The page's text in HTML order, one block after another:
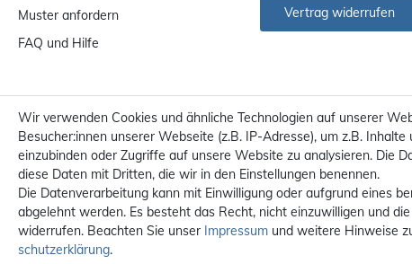
Muster anfordern
FAQ und Hilfe
Vertrag widerrufen
Alle Preise sind inkl. MwSt.
Wir verwenden Cookies und ähnliche Technologien auf unserer
Besucher:innen unserer Webseite (z.B. IP-Adresse), um z.B.
einzubinden oder Zugriffe auf unsere Website zu analysieren. Die
diese Daten mit Dritten, die wir in den Einstellungen benennen.
Die Datenverarbeitung kann mit Einwilligung oder aufgrund eines
abgelehnt werden. Es besteht das Recht, nicht einzuwilligen und
widerrufen. Beachten Sie unser Impressum und weitere Hinweise
schutz­erklärung.